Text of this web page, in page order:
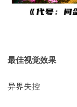
最佳视觉效果
异界失控